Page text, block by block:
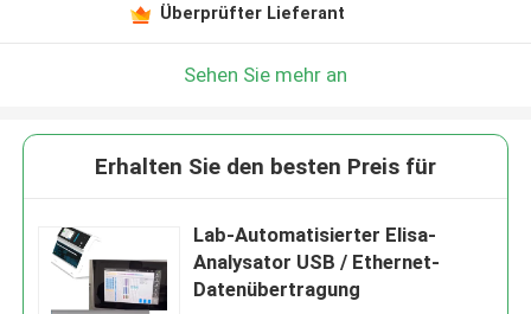
Überprüfter Lieferant
Sehen Sie mehr an
Erhalten Sie den besten Preis für
Lab-Automatisierter Elisa-
Analysator USB / Ethernet-
Datenübertragung